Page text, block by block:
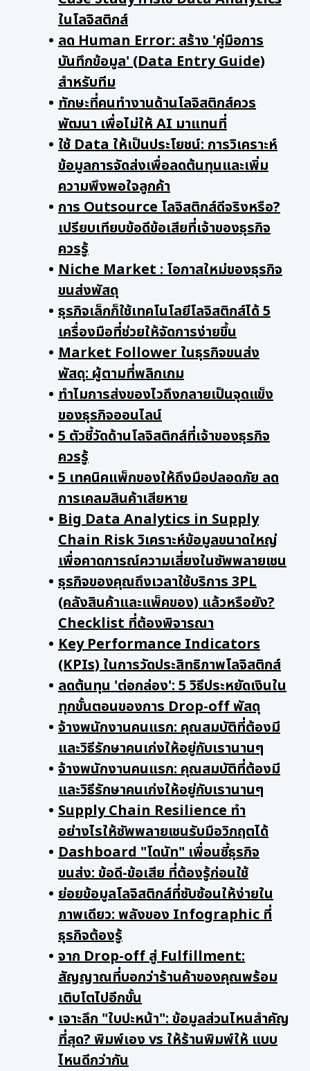
ในโลจิสติกส์
ลด Human Error: สร้าง 'คู่มือการ
บันทึกข้อมูล' (Data Entry Guide)
สำหรับทีม
ทักษะที่คนทำงานด้านโลจิสติกส์ควร
พัฒนา เพื่อไม่ให้ AI มาแทนที่
ใช้ Data ให้เป็นประโยชน์: การวิเคราะห์
ข้อมูลการจัดส่งเพื่อลดต้นทุนและเพิ่ม
ความพึงพอใจลูกค้า
การ Outsource โลจิสติกส์ดีจริงหรือ?
เปรียบเทียบข้อดีข้อเสียที่เจ้าของธุรกิจ
ควรรู้
Niche Market : โอกาสใหม่ของธุรกิจ
ขนส่งพัสดุ
ธุรกิจเล็กก็ใช้เทคโนโลยีโลจิสติกส์ได้ 5
เครื่องมือที่ช่วยให้จัดการง่ายขึ้น
Market Follower ในธุรกิจขนส่ง
พัสดุ: ผู้ตามที่พลิกเกม
ทำไมการส่งของไวถึงกลายเป็นจุดแข็ง
ของธุรกิจออนไลน์
5 ตัวชี้วัดด้านโลจิสติกส์ที่เจ้าของธุรกิจ
ควรรู้
5 เทคนิคแพ็กของให้ถึงมือปลอดภัย ลด
การเคลมสินค้าเสียหาย
Big Data Analytics in Supply
Chain Risk วิเคราะห์ข้อมูลขนาดใหญ่
เพื่อคาดการณ์ความเสี่ยงในซัพพลายเชน
ธุรกิจของคุณถึงเวลาใช้บริการ 3PL
(คลังสินค้าและแพ็คของ) แล้วหรือยัง?
Checklist ที่ต้องพิจารณา
Key Performance Indicators
(KPIs) ในการวัดประสิทธิภาพโลจิสติกส์
ลดต้นทุน 'ต่อกล่อง': 5 วิธีประหยัดเงินใน
ทุกขั้นตอนของการ Drop-off พัสดุ
จ้างพนักงานคนแรก: คุณสมบัติที่ต้องมี
และวิธีรักษาคนเก่งให้อยู่กับเรานานๆ
จ้างพนักงานคนแรก: คุณสมบัติที่ต้องมี
และวิธีรักษาคนเก่งให้อยู่กับเรานานๆ
Supply Chain Resilience ทำ
อย่างไรให้ซัพพลายเชนรับมือวิกฤตได้
Dashboard "โดนัท" เพื่อนซี้ธุรกิจ
ขนส่ง: ข้อดี-ข้อเสีย ที่ต้องรู้ก่อนใช้
ย่อยข้อมูลโลจิสติกส์ที่ซับซ้อนให้ง่ายใน
ภาพเดียว: พลังของ Infographic ที่
ธุรกิจต้องรู้
จาก Drop-off สู่ Fulfillment:
สัญญาณที่บอกว่าร้านค้าของคุณพร้อม
เติบโตไปอีกขั้น
เจาะลึก "ใบปะหน้า": ข้อมูลส่วนไหนสำคัญ
ที่สุด? พิมพ์เอง vs ให้ร้านพิมพ์ให้ แบบ
ไหนดีกว่ากัน